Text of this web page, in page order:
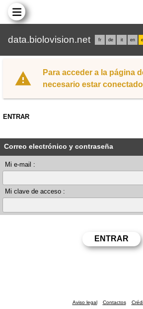
data.biolovision.net fr de it en
Para acceder a la página
necesario estar conectado
ENTRAR
Correo electrónico y contraseña
Mi e-mail :
Mi clave de acceso :
Aviso legal Contactos